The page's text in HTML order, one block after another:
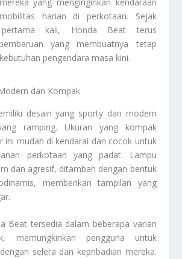
harian di perkotaan. Sejak
pertama kali, Honda Beat terus
yang membuatnya tetap
pengendara masa kini.
dan Kompak
desain yang sporty dan modern
ramping. Ukuran yang kompak
mudah di kendarai dan cocok untuk
perkotaan yang padat. Lampu
dan agresif, ditambah dengan bentuk
memberikan tampilan yang
Beat tersedia dalam beberapa varian
memungkinkan pengguna untuk
selera dan kepribadian mereka.